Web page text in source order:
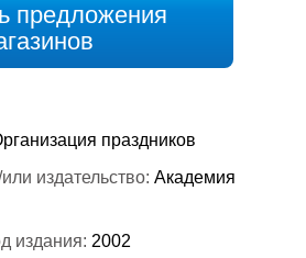
предложения
праздников
издательство:Академия
издания: 2002